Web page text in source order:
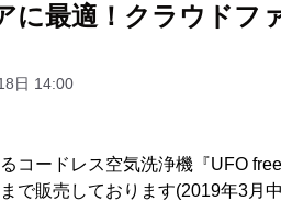
に最適！クラウドフ
日 14:00
コードレス空気洗浄機『UFO
で販売しております(2019年3月